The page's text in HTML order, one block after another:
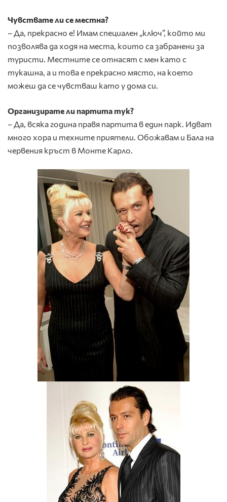
Чувствате ли се местна?
– Да, прекрасно е! Имам специален „ключ”, който ми
позволява да ходя на места, които са забранени за
туристи. Местните се отнасят с мен като с
тукашна, а и това е прекрасно място, на което
можеш да се чувстваш като у дома си.
Организирате ли партита тук?
– Да, всяка година правя партита в един парк. Идват
много хора и техните приятели. Обожавам и Бала на
червения кръст в Монте Карло.